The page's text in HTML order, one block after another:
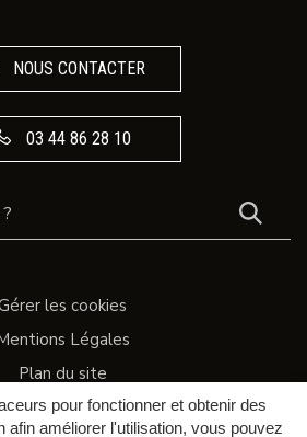
pour fonctionner et obtenir des
afin améliorer l'utilisation, vous pouvez
NOUS CONTACTER
03 44 86 28 10
les cookies
Légales
Plan du site
Accessibilité